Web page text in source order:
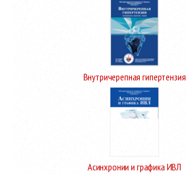
Внутричерепная гипертензия
Асинхронии и графика ИВЛ